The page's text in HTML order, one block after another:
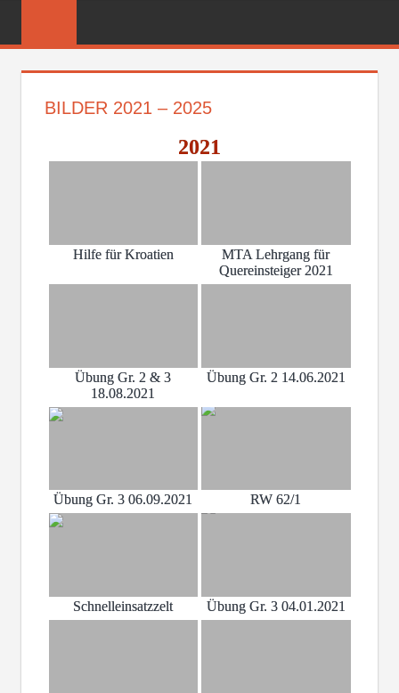
FEUERWEHR
BILDER 2021 – 2025
2021
Hilfe für Kroatien
MTA Lehrgang für
Quereinsteiger 2021
Übung Gr. 2 & 3
18.08.2021
Übung Gr. 2 14.06.2021
Übung Gr. 3 06.09.2021 RW 62/1
Schnelleinsatzzelt Übung Gr. 3 04.01.2021